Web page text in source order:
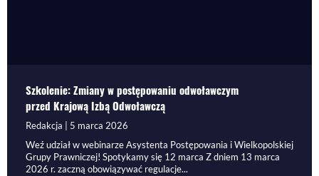
Szkolenie: Zmiany w postępowaniu odwoławczym
przed Krajową Izbą Odwoławczą
Redakcja | 5 marca 2026
Weź udział w webinarze Asystenta Postępowania i Wielkopolskiej
Grupy Prawniczej! Spotykamy się 12 marca Z dniem 13 marca
2026 r. zaczną obowiązywać regulacje...